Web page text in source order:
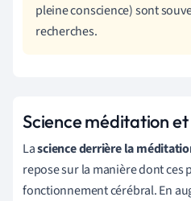
pleine conscience) sont
recherches.
Science méditation
Lascience derrière la
repose sur la manière dont
fonctionnement cérébral. En